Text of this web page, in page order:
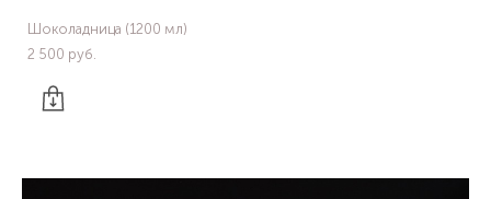
Шоколадница (1200 мл)
2 500 pуб.